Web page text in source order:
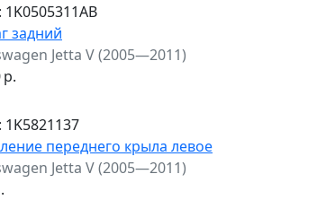
1K0505311AB
задний
Jetta V (2005—2011)
р.
1K5821137
переднего крыла левое
Jetta V (2005—2011)